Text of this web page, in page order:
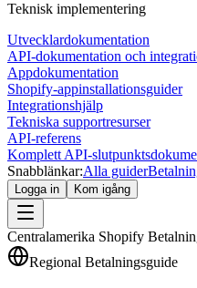
Teknisk implementering
Utvecklardokumentation
API-dokumentation och
Appdokumentation
Shopify-appinstallationsguider
Integrationshjälp
Tekniska supportresurser
API-referens
Komplett API-
Snabblänkar:Alla guider
Logga in Kom igång
Centralamerika Shopify
Regional Betalningsguide